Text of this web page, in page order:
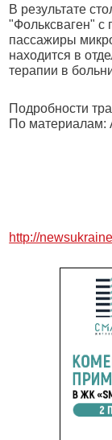
В результате
"Фольксваген" с
пассажиры
находится в
терапии в
Подробности
По
http://